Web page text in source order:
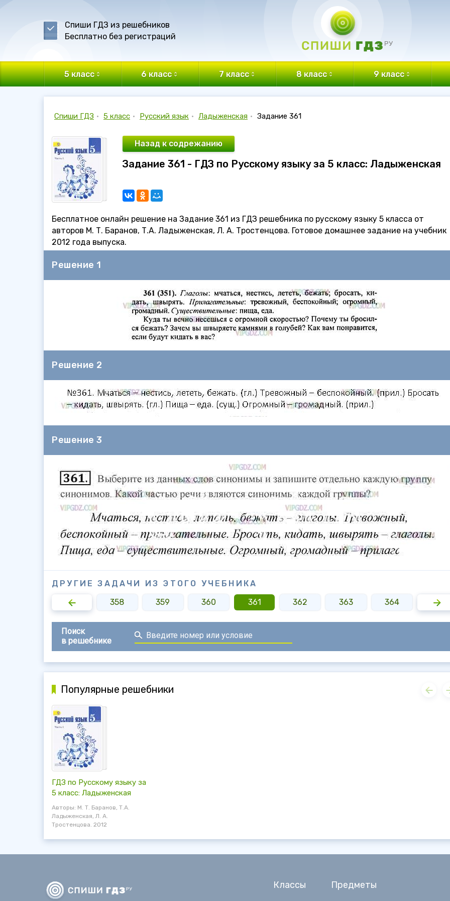
Спиши ГДЗ из решебников
Бесплатно без регистраций
5 класс 6 класс 7 класс 8 класс 9 класс
Спиши ГДЗ • 5 класс • Русский язык • Ладыженская • Задание 361
Назад к содрежанию
Задание 361 - ГДЗ по Русскому языку за 5 класс: Ладыженская
Бесплатное онлайн решение на Задание 361 из ГДЗ решебника по русскому языку 5 класса от
авторов М. Т. Баранов, Т.А. Ладыженская, Л. А. Тростенцова. Готовое домашнее задание на учебник
2012 года выпуска.
Решение 1
Решение 2
Решение 3
ДРУГИЕ ЗАДАЧИ ИЗ ЭТОГО УЧЕБНИКА
357 358 359 360 361 362 363 364 365
Поиск
в решебнике
Популярные решебники
ГДЗ по Русскому языку за
5 класс: Ладыженская
Авторы: М. Т. Баранов, Т.А.
Ладыженская, Л. А.
Тростенцова. 2012
Классы Предметы